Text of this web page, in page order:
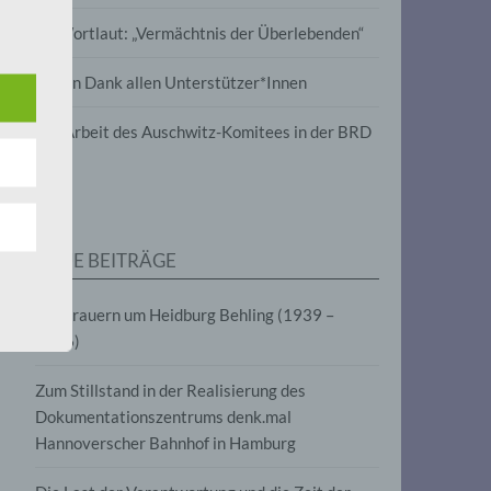
Im Wortlaut: „Vermächtnis der Überlebenden“
Vielen Dank allen Unterstützer*Innen
Zur Arbeit des Auschwitz-Komitees in der BRD
NEUE BEITRÄGE
Wir trauern um Heidburg Behling (1939 –
2026)
Zum Stillstand in der Realisierung des
Dokumentationszentrums denk.mal
Hannoverscher Bahnhof in Hamburg